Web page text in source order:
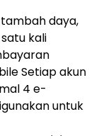
daya,
kali
Setiap akun
4 e-
untuk